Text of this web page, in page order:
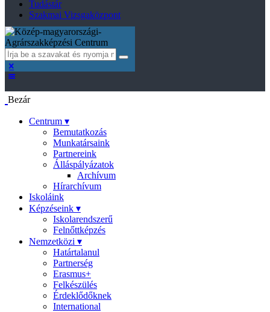
Tudástár
Szakmai Vizsgaközpont
Bezár
Centrum ▾
Bemutatkozás
Munkatársaink
Partnereink
Álláspályázatok
Archívum
Hírarchívum
Iskoláink
Képzéseink ▾
Iskolarendszerű
Felnőttképzés
Nemzetközi ▾
Határtalanul
Partnerség
Erasmus+
Felkészülés
Érdeklődőknek
International